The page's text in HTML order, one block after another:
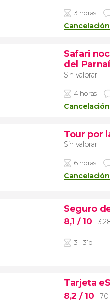
3 horas
Safari
del
Sin valorar
4 horas
Tour por
Sin valorar
6 horas
Seguro
8,1 / 10
3 - 31d
Tarjeta
8,2 / 10